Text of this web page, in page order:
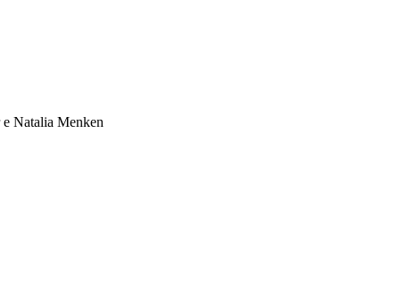
Natalia Menken